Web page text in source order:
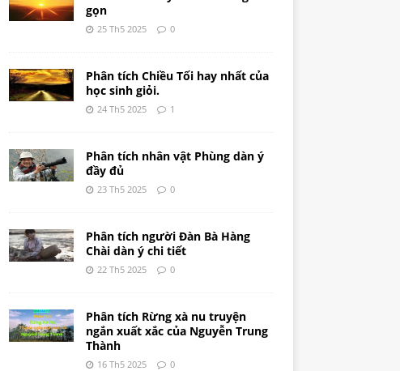
gọn
25 Th5 2025 0
Phân tích Chiều Tối hay nhất của
học sinh giỏi.
24 Th5 2025 1
Phân tích nhân vật Phùng dàn ý
đầy đủ
23 Th5 2025 0
Phân tích người Đàn Bà Hàng
Chài dàn ý chi tiết
22 Th5 2025 0
Phân tích Rừng xà nu truyện
ngắn xuất xắc của Nguyễn Trung
Thành
16 Th5 2025 0